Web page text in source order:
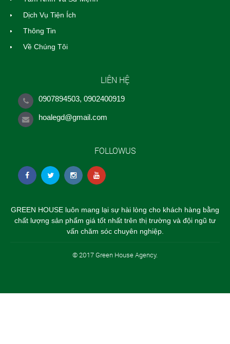
Dịch Vụ Tiện Ích
Thông Tin
Về Chúng Tôi
LIÊN HỆ
0907894503, 0902400919
hoalegd@gmail.com
FOLLOWUS
GREEN HOUSE luôn mang lại sự hài lòng cho khách hàng bằng
chất lượng sản phẩm giá tốt nhất trên thị trường và đội ngũ tư
vấn chăm sóc chuyên nghiệp.
© 2017 Green House Agency.